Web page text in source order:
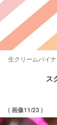
生クリームパイ
ス
( 画像11/23 )